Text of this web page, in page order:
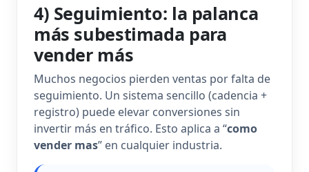
4) Seguimiento: la palanca
más subestimada para
vender más
Muchos negocios pierden ventas por falta de
seguimiento. Un sistema sencillo (cadencia +
registro) puede elevar conversiones sin
invertir más en tráfico. Esto aplica a “como
vender mas” en cualquier industria.